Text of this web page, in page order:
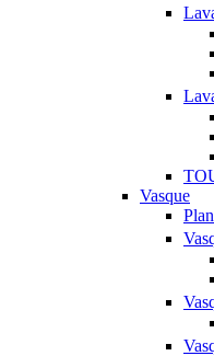
Vasque